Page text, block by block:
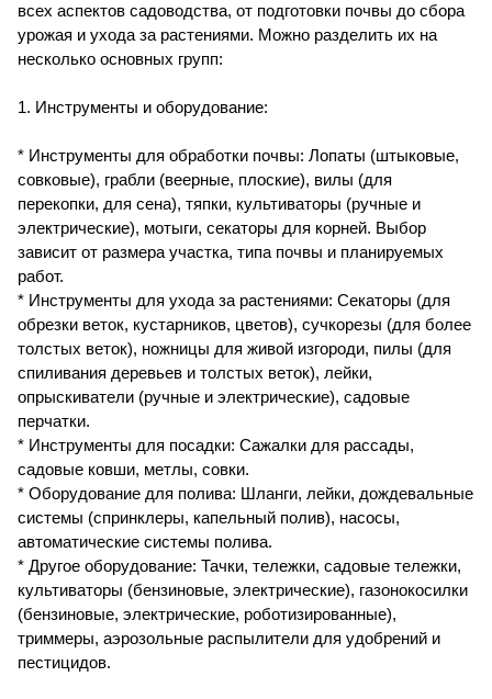
всех аспектов садоводства, от подготовки почвы до сбора
урожая и ухода за растениями. Можно разделить их на
несколько основных групп:
1. Инструменты и оборудование:
* Инструменты для обработки почвы: Лопаты (штыковые,
совковые), грабли (веерные, плоские), вилы (для
перекопки, для сена), тяпки, культиваторы (ручные и
электрические), мотыги, секаторы для корней. Выбор
зависит от размера участка, типа почвы и планируемых
работ.
* Инструменты для ухода за растениями: Секаторы (для
обрезки веток, кустарников, цветов), сучкорезы (для более
толстых веток), ножницы для живой изгороди, пилы (для
спиливания деревьев и толстых веток), лейки,
опрыскиватели (ручные и электрические), садовые
перчатки.
* Инструменты для посадки: Сажалки для рассады,
садовые ковши, метлы, совки.
* Оборудование для полива: Шланги, лейки, дождевальные
системы (спринклеры, капельный полив), насосы,
автоматические системы полива.
* Другое оборудование: Тачки, тележки, садовые тележки,
культиваторы (бензиновые, электрические), газонокосилки
(бензиновые, электрические, роботизированные),
триммеры, аэрозольные распылители для удобрений и
пестицидов.